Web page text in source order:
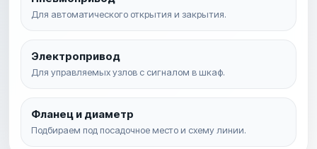
Для автоматического открытия и закрытия.
Электропривод
Для управляемых узлов с сигналом в шкаф.
Фланец и диаметр
Подбираем под посадочное место и схему линии.